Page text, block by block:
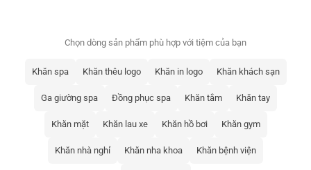
Chọn dòng sản phẩm phù hợp với tiệm của bạn
Khăn spa Khăn thêu logo Khăn in logo Khăn khách sạn
Ga giường spa Đồng phục spa Khăn tắm Khăn tay
Khăn mặt Khăn lau xe Khăn hồ bơi Khăn gym
Khăn nhà nghỉ Khăn nha khoa Khăn bệnh viện